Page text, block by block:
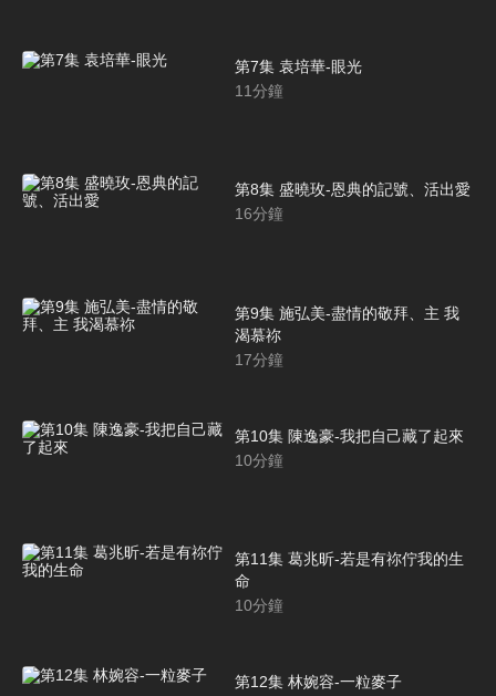
第7集 袁培華-眼光
11分鐘
第8集 盛曉玫-恩典的記號、活出愛
16分鐘
第9集 施弘美-盡情的敬拜、主 我
渴慕祢
17分鐘
第10集 陳逸豪-我把自己藏了起來
10分鐘
第11集 葛兆昕-若是有祢佇我的生
命
10分鐘
第12集 林婉容-一粒麥子